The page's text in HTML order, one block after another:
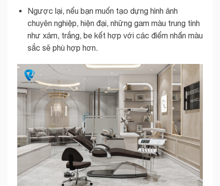
Ngược lại, nếu bạn muốn tạo dựng hình ảnh
chuyên nghiệp, hiện đại, những gam màu trung tính
như xám, trắng, be kết hợp với các điểm nhấn màu
sắc sẽ phù hợp hơn.